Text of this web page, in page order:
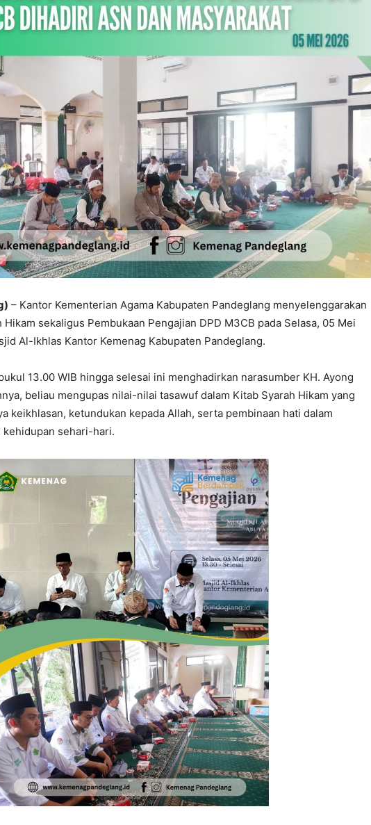
– Kantor Kementerian Agama Kabupaten Pandeglang menyelenggarakan
sekaligus Pembukaan Pengajian DPD M3CB pada Selasa, 05 Mei
Al-Ikhlas Kantor Kemenag Kabupaten Pandeglang.
13.00 WIB hingga selesai ini menghadirkan narasumber KH. Ayong
beliau mengupas nilai-nilai tasawuf dalam Kitab Syarah Hikam yang
keikhlasan, ketundukan kepada Allah, serta pembinaan hati dalam
kehidupan sehari-hari.